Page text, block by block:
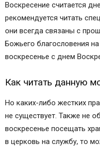
Настоящий текст
молитвы на русском
Очень важно начать
молитвы! Господь
Аминь!
ВОСКРЕСНАЯ МОЛИТВА
Молитвы к
Популярные молитвы:
Какие воскресные
храме и дома?
Воскресение считается
рекомендуется читать
они всегда связаны с
Божьего благословения
воскресенье с днем
Как читать данную
Но каких-либо жестких
не существует. Также не
воскресенье посещать
в церковь на службу, то